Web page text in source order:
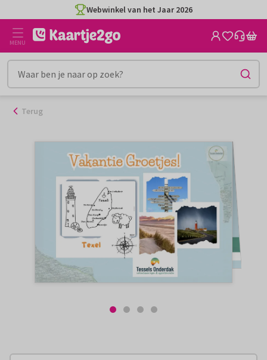
naar
inhoud
Webwinkel van het Jaar 2026
MENU
Terug